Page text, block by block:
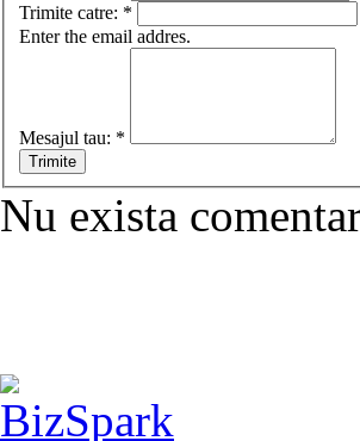
Trimite catre: *
Enter the email addres.
Mesajul tau: *
Nu exista